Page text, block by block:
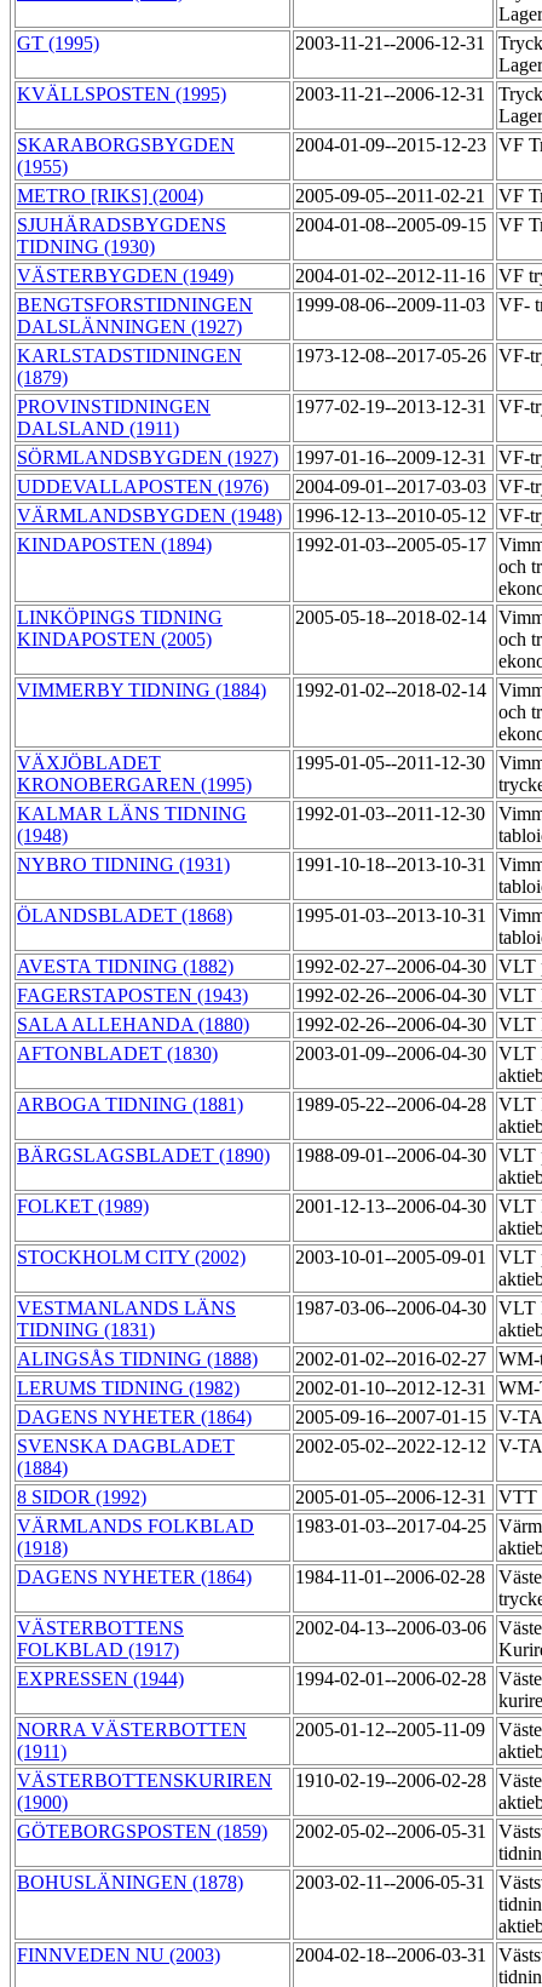
GT (1995)
2003-11-21--2006-12-31
KVÄLLSPOSTEN (1995)
2003-11-21--2006-12-31
SKARABORGSBYGDEN
(1955)
2004-01-09--2015-12-23 VF
METRO [RIKS] (2004) 2005-09-05--2011-02-21
VF
SJUHÄRADSBYGDENS
TIDNING (1930)
2004-01-08--2005-09-15 VF
VÄSTERBYGDEN (1949) 2004-01-02--2012-11-16
VF
BENGTSFORSTIDNINGEN
DALSLÄNNINGEN (1927)
1999-08-06--2009-11-03 VF-
KARLSTADSTIDNINGEN
(1879)
1973-12-08--2017-05-26 VF-
PROVINSTIDNINGEN
DALSLAND (1911)
1977-02-19--2013-12-31 VF-
SÖRMLANDSBYGDEN (1927) 1997-01-16--2009-12-31
VF-
UDDEVALLAPOSTEN (1976)
2004-09-01--2017-03-03 VF-
VÄRMLANDSBYGDEN (1948)
1996-12-13--2010-05-12
VF-
KINDAPOSTEN (1894)
1992-01-03--2005-05-17
och
LINKÖPINGS TIDNING
KINDAPOSTEN (2005)
2005-05-18--2018-02-14
och
VIMMERBY TIDNING (1884)
1992-01-02--2018-02-14
och
VÄXJÖBLADET
KRONOBERGAREN (1995)
1995-01-05--2011-12-30
KALMAR LÄNS TIDNING
(1948)
1992-01-03--2011-12-30
NYBRO TIDNING (1931)
1991-10-18--2013-10-31
ÖLANDSBLADET (1868)
1995-01-03--2013-10-31
AVESTA TIDNING (1882)
1992-02-27--2006-04-30 VLT
FAGERSTAPOSTEN (1943)
1992-02-26--2006-04-30 VLT
SALA ALLEHANDA (1880)
1992-02-26--2006-04-30 VLT
AFTONBLADET (1830)
2003-01-09--2006-04-30 VLT
ARBOGA TIDNING (1881)
1989-05-22--2006-04-28 VLT
BÄRGSLAGSBLADET (1890)
1988-09-01--2006-04-30 VLT
FOLKET (1989)
2001-12-13--2006-04-30 VLT
STOCKHOLM CITY (2002)
2003-10-01--2005-09-01
VLT
VESTMANLANDS LÄNS
TIDNING (1831)
1987-03-06--2006-04-30 VLT
ALINGSÅS TIDNING (1888)
2002-01-02--2016-02-27
LERUMS TIDNING (1982)
2002-01-10--2012-12-31
DAGENS NYHETER (1864)
2005-09-16--2007-01-15 V-
SVENSKA DAGBLADET
(1884)
2002-05-02--2022-12-12 V-
8 SIDOR (1992) 2005-01-05--2006-12-31
VTT
VÄRMLANDS FOLKBLAD
(1918)
1983-01-03--2017-04-25
DAGENS NYHETER (1864)
1984-11-01--2006-02-28
VÄSTERBOTTENS
FOLKBLAD (1917)
2002-04-13--2006-03-06
EXPRESSEN (1944)
1994-02-01--2006-02-28
NORRA VÄSTERBOTTEN
(1911)
2005-01-12--2005-11-09
VÄSTERBOTTENSKURIREN
(1900)
1910-02-19--2006-02-28
GÖTEBORGSPOSTEN (1859)
2002-05-02--2006-05-31
BOHUSLÄNINGEN (1878)
2003-02-11--2006-05-31
FINNVEDEN NU (2003)
2004-02-18--2006-03-31